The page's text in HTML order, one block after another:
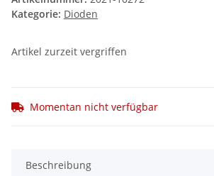
Kategorie: Dioden
Artikel zurzeit vergriffen
Momentan nicht verfügbar
Beschreibung